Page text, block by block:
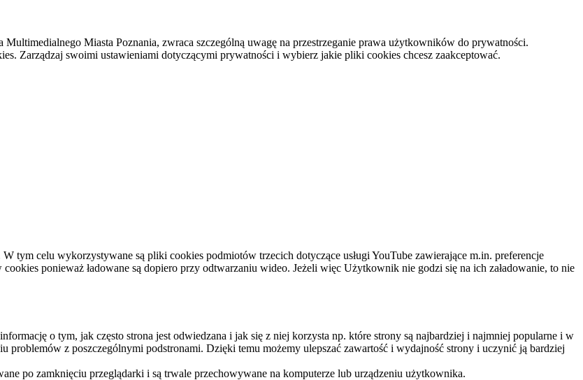
Miasta Poznania, zwraca szczególną uwagę na przestrzeganie prawa użytkowników do prywatności.
Zarządzaj swoimi ustawieniami dotyczącymi prywatności i wybierz jakie pliki cookies chcesz zaakceptować.
tym celu wykorzystywane są pliki cookies podmiotów trzecich dotyczące usługi YouTube zawierające m.in. preferencje
ponieważ ładowane są dopiero przy odtwarzaniu wideo. Jeżeli więc Użytkownik nie godzi się na ich załadowanie, to nie
o tym, jak często strona jest odwiedzana i jak się z niej korzysta np. które strony są najbardziej i najmniej popularne i w
z poszczególnymi podstronami. Dzięki temu możemy ulepszać zawartość i wydajność strony i uczynić ją bardziej
po zamknięciu przeglądarki i są trwale przechowywane na komputerze lub urządzeniu użytkownika.